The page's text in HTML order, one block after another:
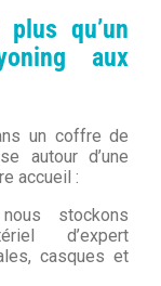
qu’un
aux
un coffre de
autour d’une
accueil :
stockons
d’expert
casques et